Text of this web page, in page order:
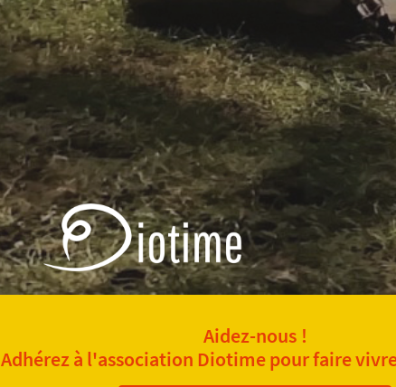
Aidez-nous !
Adhérez à l'association Diotime pour faire